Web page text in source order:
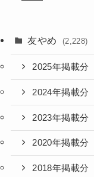
友やめ (2,228)
2025年掲載分
2024年掲載分
2023年掲載分
2020年掲載分
2018年掲載分